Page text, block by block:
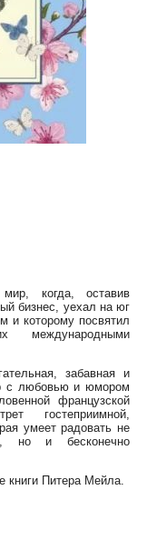
когда, оставив
бизнес, уехал на юг
и которому посвятил
международными
забавная и
с любовью и юмором
французской
гостеприимной,
умеет радовать не
но и бесконечно
книги Питера Мейла.